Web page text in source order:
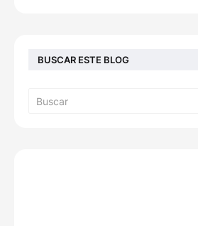
BUSCAR ESTE BLOG